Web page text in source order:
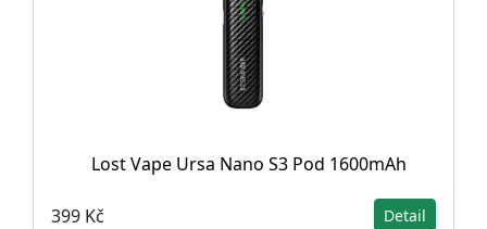
Lost Vape Ursa Nano S3 Pod 1600mAh
399 Kč Detail